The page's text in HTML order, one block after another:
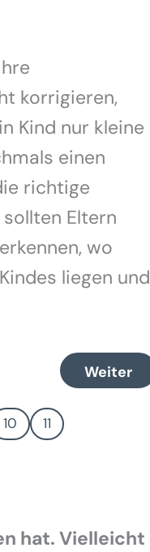
korrigieren,
Kind nur kleine
einen
richtige
Eltern
wo
liegen und
Weiter
10 11
hat. Vielleicht